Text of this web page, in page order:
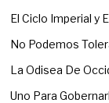
El Ciclo Imperial y
No Podemos
La Odisea De
Uno Para